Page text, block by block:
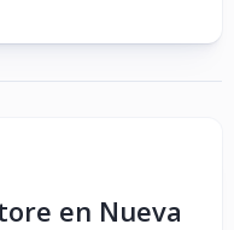
en Nueva